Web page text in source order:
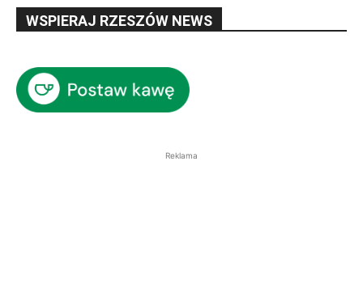
WSPIERAJ RZESZÓW NEWS
Reklama